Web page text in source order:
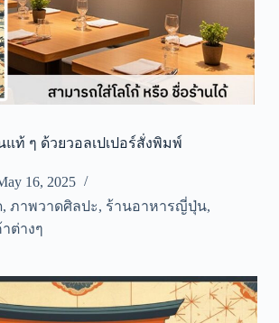
ท้ ๆ ด้วยวอลเปเปอร์สั่งพิมพ์
16, 2025
, ภาพวาดศิลปะ, ร้านอาหารญี่ปุ่น,
ต่างๆ